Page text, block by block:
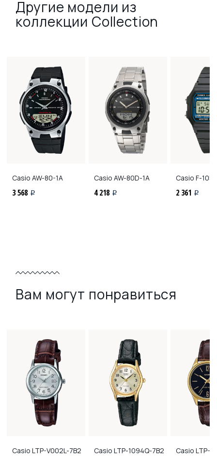
Другие модели из
коллекции Collection
Casio AW-80-1A
3 568 i
CasioAW-80D-1A
4 218 i
Casio F-
2 361 i
Вам могут понравиться
Casio LTP-V002L-7B2 Casio LTP-1094Q-7B2 Casio LTP-